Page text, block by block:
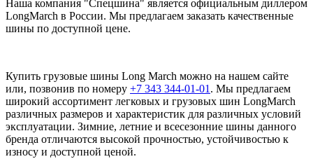
Наша компания "Спецшина" является официальным диллером
LongMarch в России. Мы предлагаем заказать качественные
шины по доступной цене.
Купить грузовые шины Long March можно на нашем сайте
или, позвонив по номеру +7 343 344-01-01 . Мы предлагаем
широкий ассортимент легковых и грузовых шин LongMarch
различных размеров и характеристик для различных условий
эксплуатации. Зимние, летние и всесезонние шины данного
бренда отличаются высокой прочностью, устойчивостью к
износу и доступной ценой.